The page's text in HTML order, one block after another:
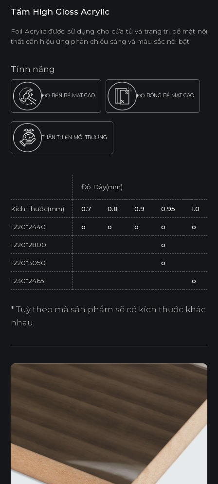
Tấm High Gloss Acrylic
Foil Acrylic được sử dụng cho cửa tủ và trang trí bề mặt nội
thất cần hiệu ứng phản chiếu sáng và màu sắc nổi bật.
Tính năng
ĐỘ BỀN BỀ MẶT CAO ĐỘ BÓNG BỀ MẶT CAO
THÂN THIỆN MÔI TRƯỜNG
Độ Dày(mm)
Kích Thước(mm) 0.7 0.8 0.9 0.95 1.0
1220*2440 o o o o o
1220*2800 o
1220*3050 o
1230*2465 o
* Tuỳ theo mã sản phẩm sẽ có kích thước khác
nhau.